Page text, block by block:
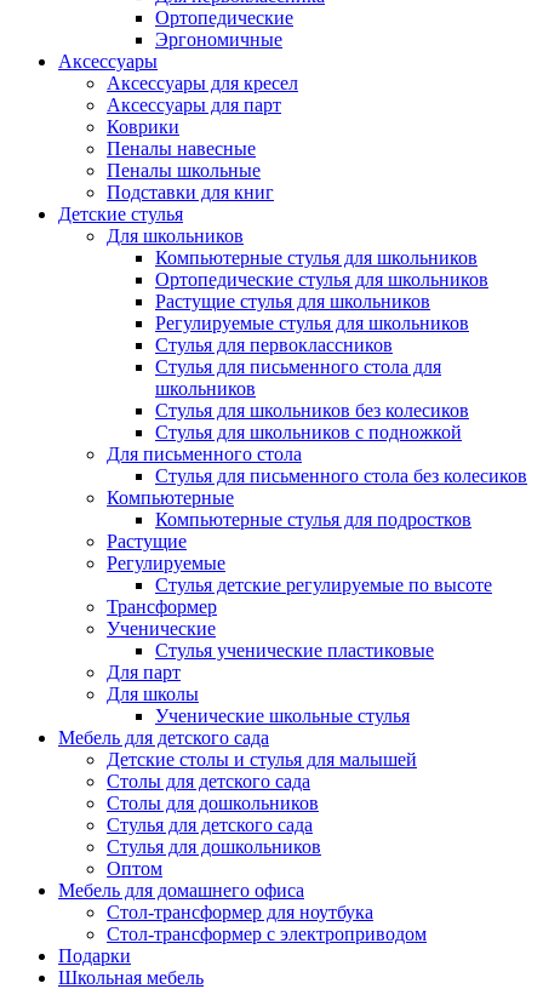
Ортопедические
Эргономичные
Аксессуары
Аксессуары для кресел
Аксессуары для парт
Коврики
Пеналы навесные
Пеналы школьные
Подставки для книг
Детские стулья
Для школьников
Компьютерные стулья для школьников
Ортопедические стулья для школьников
Растущие стулья для школьников
Регулируемые стулья для школьников
Стулья для первоклассников
Стулья для письменного стола для
школьников
Стулья для школьников без колесиков
Стулья для школьников с подножкой
Для письменного стола
Стулья для письменного стола без колесиков
Компьютерные
Компьютерные стулья для подростков
Растущие
Регулируемые
Стулья детские регулируемые по высоте
Трансформер
Ученические
Стулья ученические пластиковые
Для парт
Для школы
Ученические школьные стулья
Мебель для детского сада
Детские столы и стулья для малышей
Столы для детского сада
Столы для дошкольников
Стулья для детского сада
Стулья для дошкольников
Оптом
Мебель для домашнего офиса
Стол-трансформер для ноутбука
Стол-трансформер с электроприводом
Подарки
Школьная мебель